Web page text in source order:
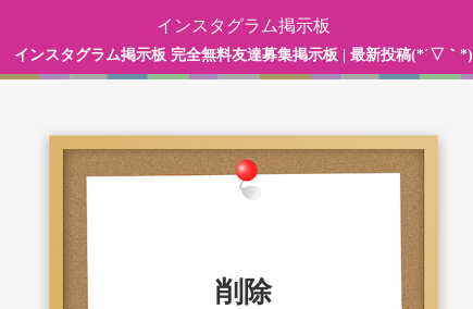
インスタグラム掲示板
インスタグラム掲示板 完全無料友達募集掲示板 | 最新投稿(*´▽｀*)
削除